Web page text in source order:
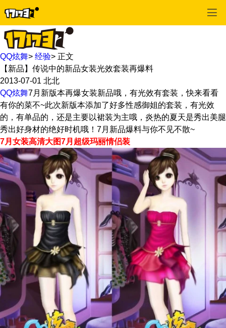
QQ炫舞> 经验> 正文
【新品】传说中的新品女装光效套装再爆料
2013-07-01 北北
QQ炫舞7月新版本再爆女装新品哦，有光效有套装，快来看看
有你的菜不~此次新版本添加了好多性感御姐的套装，有光效
的，有单品的，还是主要以裙装为主哦，炎热的夏天是秀出美腿
秀出好身材的绝好时机哦！7月新品爆料与你不见不散~
7月女装高清大图7月超级玛丽情侣装